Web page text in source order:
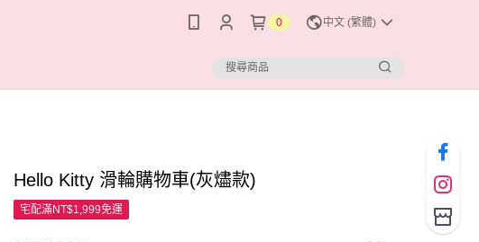
0 中文 (繁體)
Hello Kitty 滑輪購物車(灰燼款)
宅配滿NT$1,999免運